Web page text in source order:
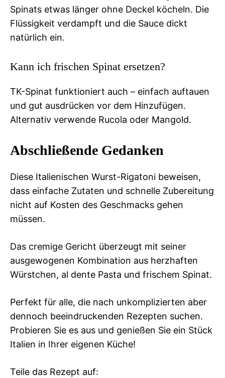
Spinats etwas länger ohne Deckel köcheln. Die
Flüssigkeit verdampft und die Sauce dickt
natürlich ein.
Kann ich frischen Spinat ersetzen?
TK-Spinat funktioniert auch – einfach auftauen
und gut ausdrücken vor dem Hinzufügen.
Alternativ verwende Rucola oder Mangold.
Abschließende Gedanken
Diese Italienischen Wurst-Rigatoni beweisen,
dass einfache Zutaten und schnelle Zubereitung
nicht auf Kosten des Geschmacks gehen
müssen.
Das cremige Gericht überzeugt mit seiner
ausgewogenen Kombination aus herzhaften
Würstchen, al dente Pasta und frischem Spinat.
Perfekt für alle, die nach unkomplizierten aber
dennoch beeindruckenden Rezepten suchen.
Probieren Sie es aus und genießen Sie ein Stück
Italien in Ihrer eigenen Küche!
Teile das Rezept auf: